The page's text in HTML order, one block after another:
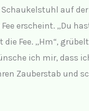
auf der
erscheint. „Du
die Fee. „Hm“,
ich mir, dass
Zauberstab und